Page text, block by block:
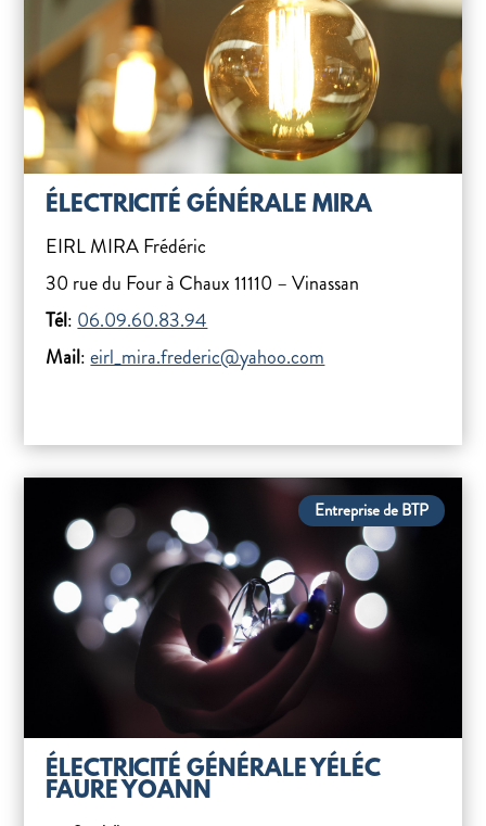
ÉLECTRICITÉ GÉNÉRALE MIRA
EIRL MIRA Frédéric
30 rue du Four à Chaux 11110 – Vinassan
Tél: 06.09.60.83.94
Mail:eirl_mira.frederic@yahoo.com
Entreprise de BTP
ÉLECTRICITÉ GÉNÉRALE YÉLÉC
FAURE YOANN